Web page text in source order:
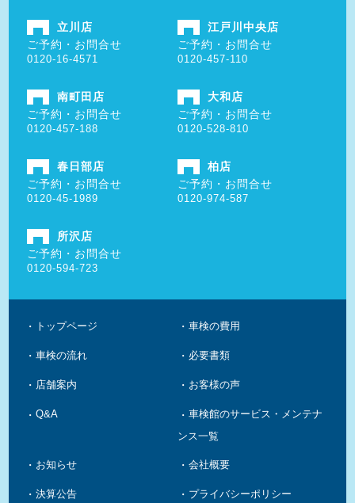
立川店
ご予約・お問合せ
0120-16-4571
江戸川中央店
ご予約・お問合せ
0120-457-110
南町田店
ご予約・お問合せ
0120-457-188
大和店
ご予約・お問合せ
0120-528-810
春日部店
ご予約・お問合せ
0120-45-1989
柏店
ご予約・お問合せ
0120-974-587
所沢店
ご予約・お問合せ
0120-594-723
トップページ 車検の費用
車検の流れ 必要書類
店舗案内 お客様の声
Q&A
車検館のサービス・メンテナ
ンス一覧
お知らせ 会社概要
決算公告 プライバシーポリシー